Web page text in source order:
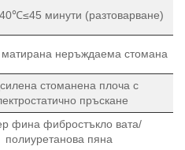
минути (разтоварване)
матирана неръждаема стомана
стоманена плоча с
пръскане
фина фибростъкло вата/
полиуретанова пяна